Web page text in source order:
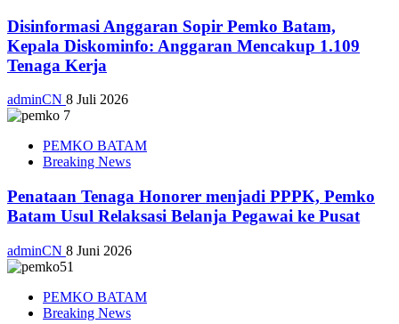
Disinformasi Anggaran Sopir Pemko Batam,
Kepala Diskominfo: Anggaran Mencakup 1.109
Tenaga Kerja
adminCN 8 Juli 2026
PEMKO BATAM
Breaking News
Penataan Tenaga Honorer menjadi PPPK, Pemko
Batam Usul Relaksasi Belanja Pegawai ke Pusat
adminCN 8 Juni 2026
PEMKO BATAM
Breaking News